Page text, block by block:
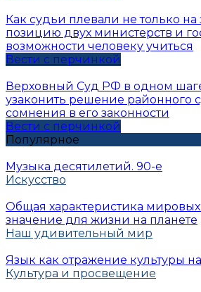
Как судьи плевали не только на
позицию двух министерств и
возможности человеку учиться
Вести с перчинкой
Верховный Суд РФ в одном шаге
узаконить решение районного
сомнения в его законности
Вести с перчинкой
Популярное
Музыка десятилетий. 90-е
Искусство
Общая характеристика
значение для жизни на планете
Наш удивительный мир
Язык как отражение культуры
Культура и просвещение